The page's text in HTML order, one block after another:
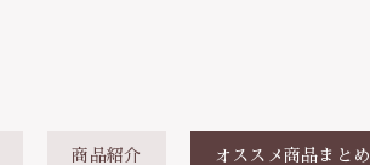
虫刺され・防虫
商品紹介 オススメ商品まとめ